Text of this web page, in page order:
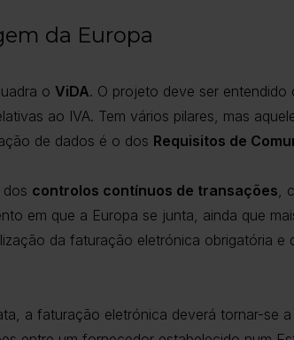
da Europa
o ViDA. O projeto deve ser
ao IVA. Tem vários pilares, mas
de dados é o dos Requisitos de
dos controlos contínuos de transações ,
em que a Europa se junta, ainda que
da faturação eletrónica obrigatória
a faturação eletrónica deverá tornar-se